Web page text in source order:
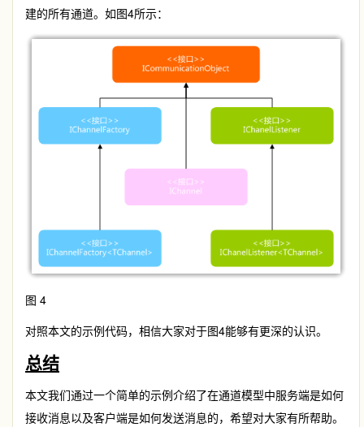
建的所有通道。如图4所示：
图 4
对照本文的示例代码，相信大家对于图4能够有更深的认识。
总结
本文我们通过一个简单的示例介绍了在通道模型中服务端是如何
接收消息以及客户端是如何发送消息的，希望对大家有所帮助。